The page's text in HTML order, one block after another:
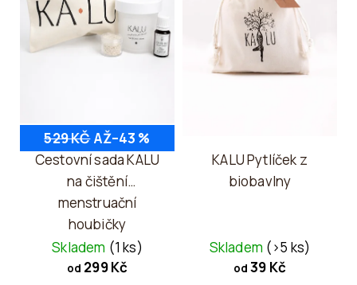
S
R
U
K
529 KČ AŽ–43 %
Cestovní sada KALU
na čištění
menstruační
houbičky
Skladem (1 ks)
od 299 Kč
KALU Pytlíček z
biobavlny
Skladem (>5 ks)
od 39 Kč